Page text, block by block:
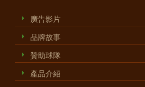
廣告影片
品牌故事
贊助球隊
產品介紹